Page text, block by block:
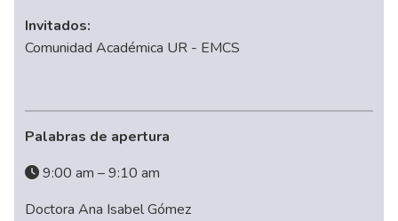
Invitados:
Comunidad Académica UR - EMCS
Palabras de apertura
9:00 am – 9:10 am
Doctora Ana Isabel Gómez